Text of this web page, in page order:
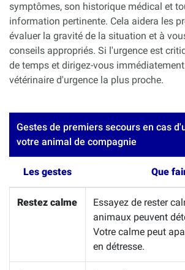
symptômes, son historique médical et
information pertinente. Cela aidera les
évaluer la gravité de la situation et à
conseils appropriés. Si l'urgence est
de temps et dirigez-vous
vétérinaire d'urgence la plus proche.
Gestes de premiers secours en cas
votre animal de compagnie
Les gestes Que
Restez calme
Essayez de rester
animaux peuvent
Votre calme peut
en détresse.